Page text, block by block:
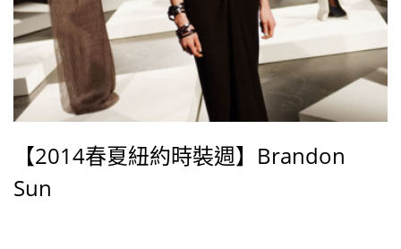
【2014春夏紐約時裝週】Brandon
Sun